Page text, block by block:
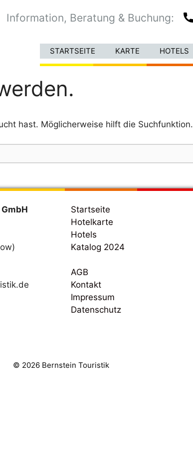
Information, Beratung & Buchung:
STARTSEITE KARTE HOTELS
hast. Möglicherweise hilft die Suchfunktion.
Startseite
Hotelkarte
Hotels
Katalog 2024
AGB
Kontakt
Impressum
Datenschutz
© 2026 Bernstein Touristik